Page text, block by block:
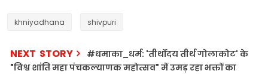
khniyadhana shivpuri
NEXT STORY
#धमाका_धर्म: 'तीर्थोदय तीर्थ गोलाकोट' के
"विश्व शांति महा पंचकल्याणक महोत्सव" में उमड़ रहा भक्तों का